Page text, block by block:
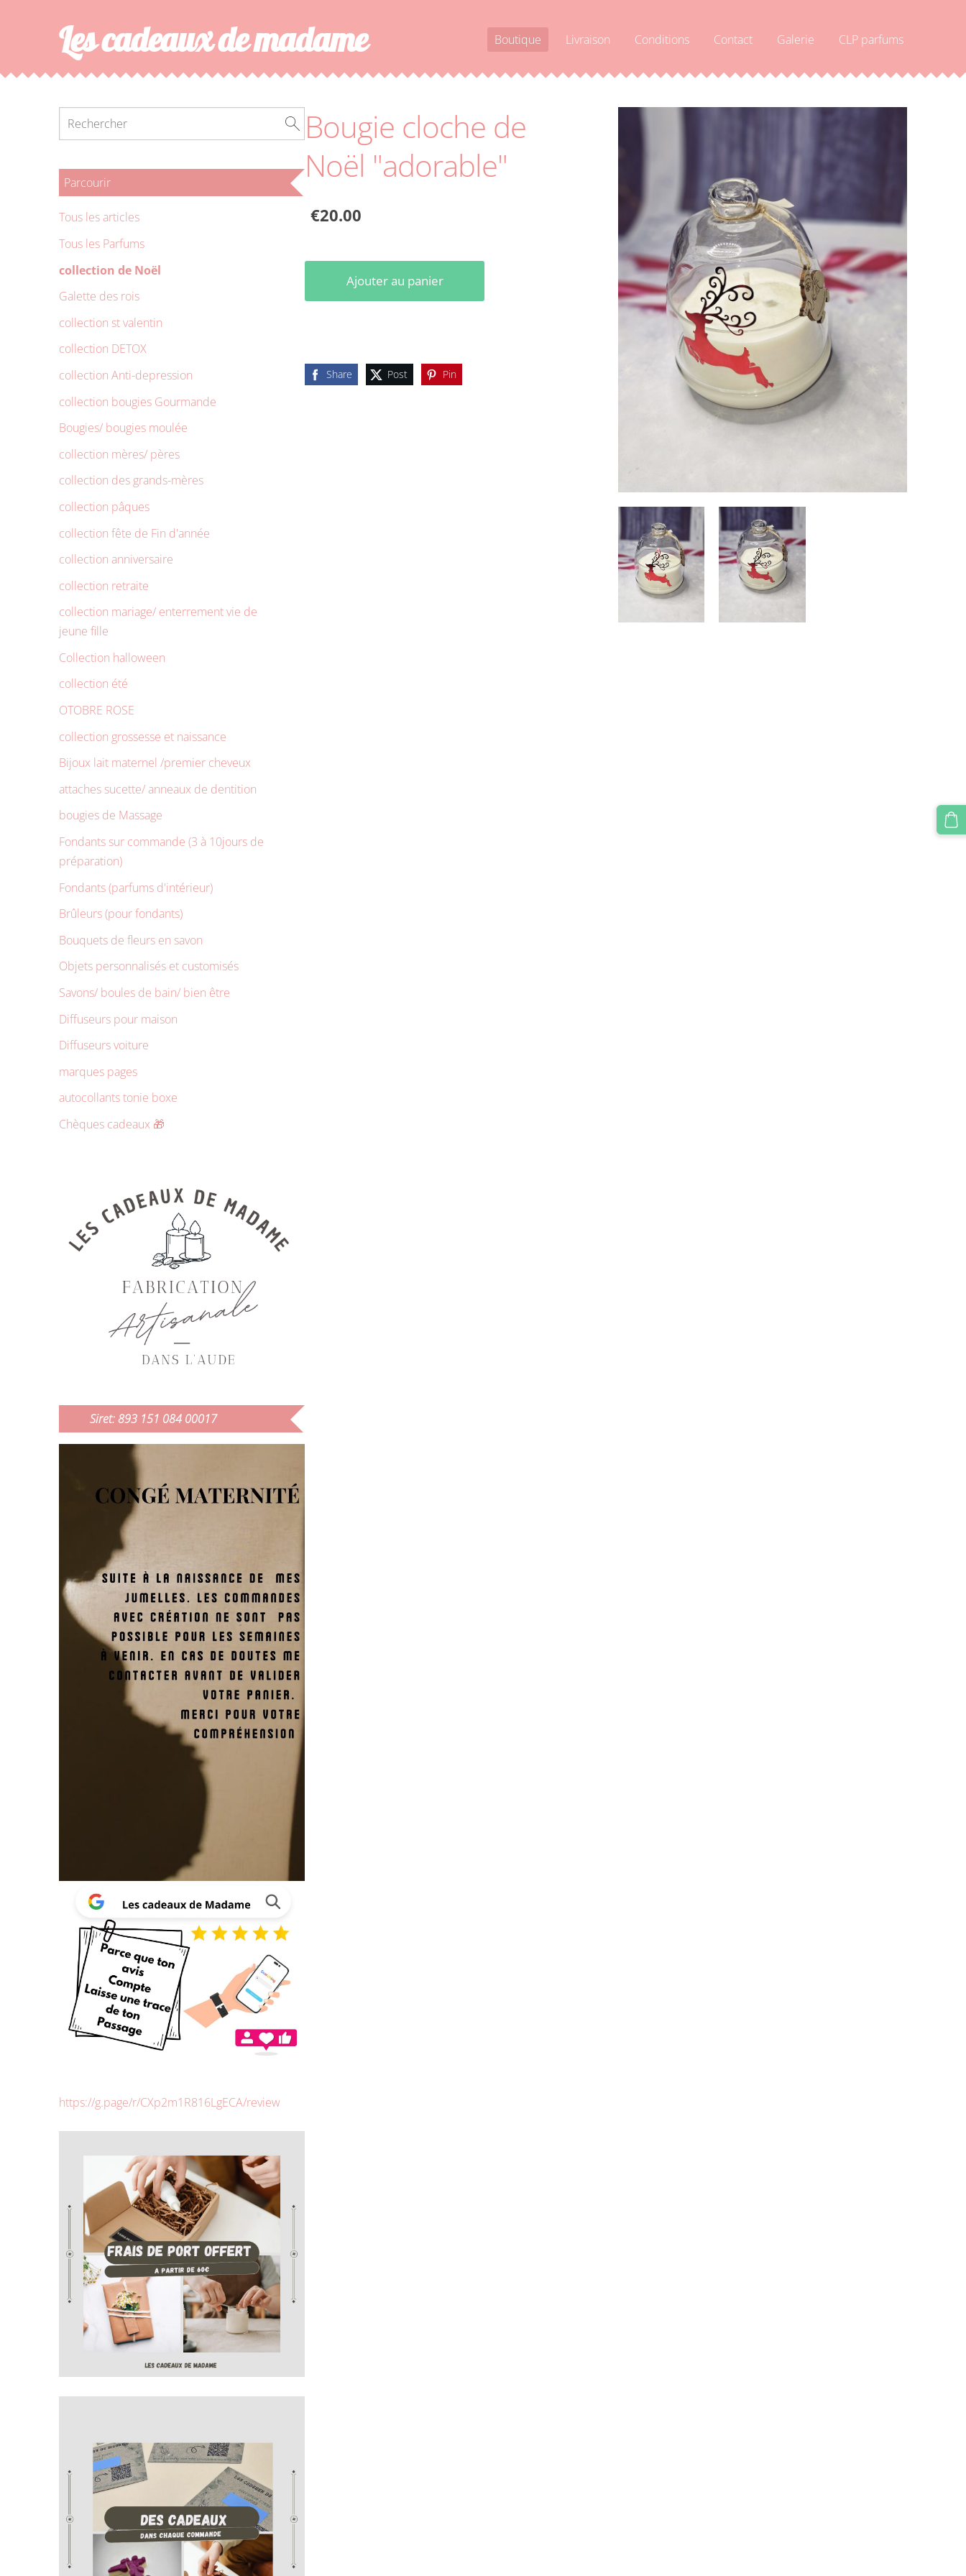
Les cadeaux de madame Boutique Livraison Conditions Contact Galerie CLP parfums
Parcourir
Tous les articles
Tous les Parfums
collection de Noël
Galette des rois
collection st valentin
collection DETOX
collection Anti-depression
collection bougies Gourmande
Bougies/ bougies moulée
collection mères/ pères
collection des grands-mères
collection pâques
collection fête de Fin d'année
collection anniversaire
collection retraite
collection mariage/ enterrement vie de
jeune fille
Collection halloween
collection été
OTOBRE ROSE
collection grossesse et naissance
Bijoux lait maternel /premier cheveux
attaches sucette/ anneaux de dentition
bougies de Massage
Fondants sur commande (3 à 10jours de
préparation)
Fondants (parfums d'intérieur)
Brûleurs (pour fondants)
Bouquets de fleurs en savon
Objets personnalisés et customisés
Savons/ boules de bain/ bien être
Diffuseurs pour maison
Diffuseurs voiture
marques pages
autocollants tonie boxe
Chèques cadeaux 🎁
Siret: 893 151 084 00017
https://g.page/r/CXp2m1R816LgECA/review
Bougie cloche de
Noël "adorable"
€20.00
Ajouter au panier
Share Post Pin